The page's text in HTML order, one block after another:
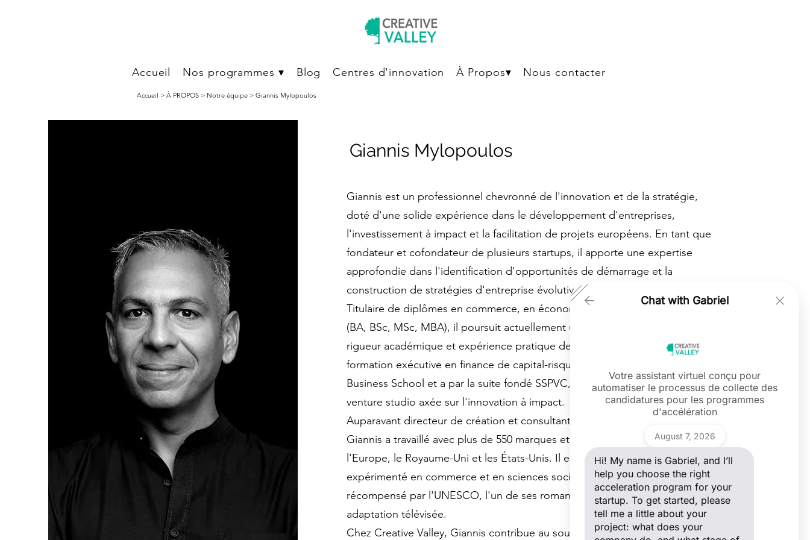
Accueil Nos programmes ▾ Blog Centres d'innovation À Propos▾ Nous contacter
Accueil > À PROPOS > Notre équipe > Giannis Mylopoulos
Giannis Mylopoulos
Giannis est un professionnel chevronné de l'innovation et de la stratégie,
doté d'une solide expérience dans le développement d'entreprises,
l'investissement à impact et la facilitation de projets européens. En tant que
fondateur et cofondateur de plusieurs startups, il apporte une expertise
approfondie dans l'identification d'opportunités de démarrage et la
construction de stratégies d'entreprise évolutives et intersectorielles.
Titulaire de diplômes en commerce, en économie et en communication
(BA, BSc, MSc, MBA), il poursuit actuellement un doctorat, alliant ainsi
rigueur académique et expérience pratique de terrain. Giannis a suivi une
formation exécutive en finance de capital-risque à l'Imperial College
Business School et a par la suite fondé SSPVC, une méthodologie de
venture studio axée sur l'innovation à impact.
Auparavant directeur de création et consultant en commerce numérique,
Giannis a travaillé avec plus de 550 marques et institutions à travers
l'Europe, le Royaume-Uni et les États-Unis. Il est également un enseignant
expérimenté en commerce et en sciences sociales, ainsi qu'un écrivain
récompensé par l'UNESCO, l'un de ses romans ayant été nommé pour une
adaptation télévisée.
Chez Creative Valley, Giannis contribue au sourcing d'entreprises (venture
Ask a question
Hi! My name is Gabriel, and I’ll help you
choose the right acceleration program
tell me a little about your project: what
does your company do, and what stage
Chat with Gabriel
Votre assistant virtuel conçu pour
automatiser le processus de collecte des
candidatures pour les programmes
d'accélération
August 7, 2026
Hi! My name is Gabriel, and I’ll
help you choose the right
acceleration program for your
startup. To get started, please
tell me a little about your
project: what does your